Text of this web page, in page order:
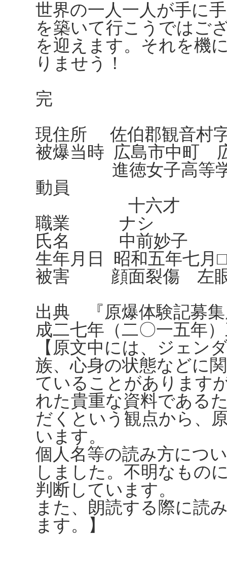
世界の一人一人が手に
を築いて行こうではご
を迎えます。それを機
りませう！
完
現住所 佐伯郡観音村
被爆当時 広島市中町
進徳女子高等学校
動員
十六才
職業 ナシ
氏名 中前妙子
生年月日 昭和五年七月
被害 顔面裂傷 左眼
出典 『原爆体験記募
成二七年（二〇一五年
【原文中には、ジェン
族、心身の状態などに
ていることがあります
れた貴重な資料である
だくという観点から、
います。
個人名等の読み方につ
しました。不明なもの
判断しています。
また、朗読する際に読
ます。】